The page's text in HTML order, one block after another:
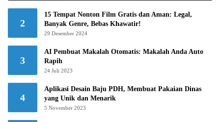
2
15 Tempat Nonton Film Gratis dan Aman: Legal,
Banyak Genre, Bebas Khawatir!
29 Desember 2024
3
AI Pembuat Makalah Otomatis: Makalah Anda Auto
Rapih
24 Juli 2023
4
Aplikasi Desain Baju PDH, Membuat Pakaian Dinas
yang Unik dan Menarik
5 November 2023